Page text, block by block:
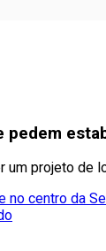
um projeto de
no centro da